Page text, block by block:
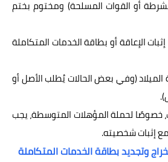
أو القوات المسلحة) ومختوم بختم
الإعاقة أو بطاقة الخدمات المتكاملة
(وفي بعض الحالات يُطلب الأصل أو
خصوصًا لحملة المؤهلات المتوسطة، يجب
إثبات شخصيته.
وتجديد بطاقة الخدمات المتكاملة